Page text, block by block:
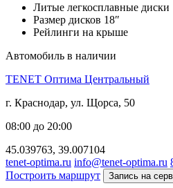
Литые легкосплавные диски
Размер дисков 18″
Рейлинги на крыше
Автомобиль в наличии
TENET Оптима Центральный
г. Краснодар, ул. Щорса, 50
08:00 до 20:00
45.039763, 39.007104
tenet-optima.ru info@tenet-optima.ru
Построить маршрут
Запись на